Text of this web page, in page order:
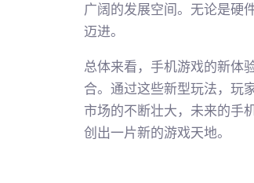
广阔的发展空间。无论是硬
迈进。
总体来看，手机游戏的新体
合。通过这些新型玩法，玩
市场的不断壮大，未来的手
创出一片新的游戏天地。